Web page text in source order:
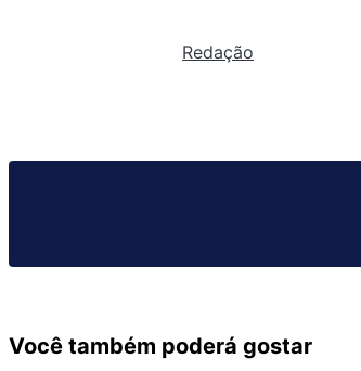
Redação
Você também poderá gostar